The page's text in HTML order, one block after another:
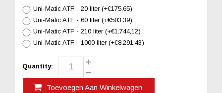
Uni-Matic ATF - 20 liter (+€175,65)
Uni-Matic ATF - 60 liter (+€503,39)
Uni-Matic ATF - 210 liter (+€1.744,12)
Uni-Matic ATF - 1000 liter (+€8.291,43)
Quantity:
Toevoegen Aan Winkelwagen